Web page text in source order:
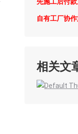
自有工厂协作
相关文